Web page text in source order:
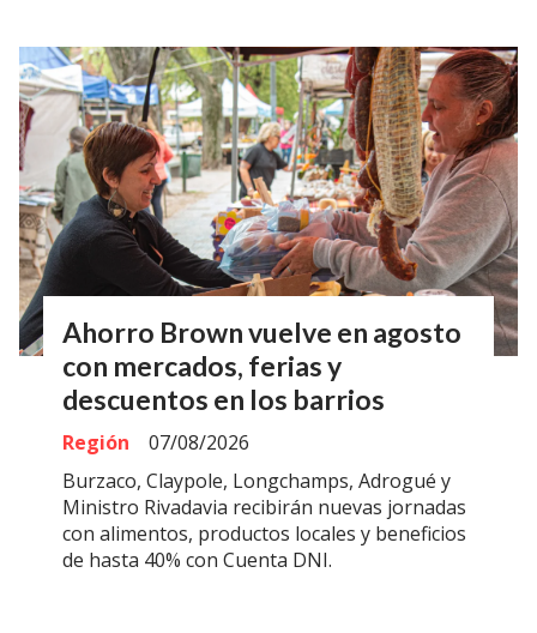
Ahorro Brown vuelve en agosto
con mercados, ferias y
descuentos en los barrios
Región
07/08/2026
Burzaco, Claypole, Longchamps, Adrogué y
Ministro Rivadavia recibirán nuevas jornadas
con alimentos, productos locales y beneficios
de hasta 40% con Cuenta DNI.